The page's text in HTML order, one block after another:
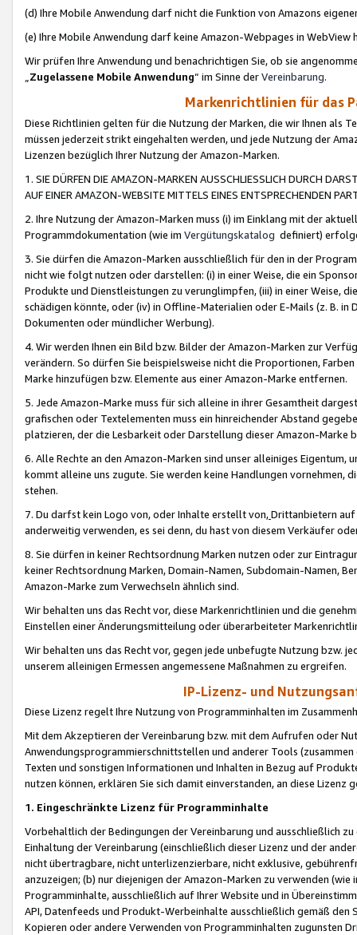
(d) Ihre Mobile Anwendung darf nicht die Funktion von Amazons
(e) Ihre Mobile Anwendung darf keine Amazon-Webpages in WebView
Wir prüfen Ihre Anwendung und benachrichtigen Sie, ob sie
„Zugelassene Mobile Anwendung“ im Sinne derVereinbarung.
Markenrichtlinien für das
Diese Richtlinien gelten für die Nutzung der Marken, die wir Ihnen als
müssen jederzeit strikt eingehalten werden, und jede Nutzung der
Lizenzen bezüglich Ihrer Nutzung der Amazon-Marken.
1. SIE DÜRFEN DIE AMAZON-MARKEN AUSSCHLIESSLICH DURCH
AUF EINER AMAZON-WEBSITE MITTELS EINES ENTSPRECHENDEN
2. Ihre Nutzung der Amazon-Marken muss (i) im Einklang mit der
Programmdokumentation (wie im Vergütungskatalog definiert)
3. Sie dürfen die Amazon-Marken ausschließlich für den in der
nicht wie folgt nutzen oder darstellen: (i) in einer Weise, die ein
Produkte und Dienstleistungen zu verunglimpfen, (iii) in einer Weise,
schädigen könnte, oder (iv) in Offline-Materialien oder E-Mails (z. B. in
Dokumenten oder mündlicher Werbung).
4. Wir werden Ihnen ein Bild bzw. Bilder der Amazon-Marken zur
verändern. So dürfen Sie beispielsweise nicht die Proportionen,
Marke hinzufügen bzw. Elemente aus einer Amazon-Marke entfernen.
5. Jede Amazon-Marke muss für sich alleine in ihrer Gesamtheit
grafischen oder Textelementen muss ein hinreichender Abstand
platzieren, der die Lesbarkeit oder Darstellung dieser Amazon-Marke
6. Alle Rechte an den Amazon-Marken sind unser alleiniges
kommt alleine uns zugute. Sie werden keine Handlungen vornehmen,
stehen.
7. Du darfst kein Logo von, oder Inhalte erstellt von,Drittanbietern auf
anderweitig verwenden, es sei denn, du hast von diesem Verkäufer
8. Sie dürfen in keiner Rechtsordnung Marken nutzen oder zur
keiner Rechtsordnung Marken, Domain-Namen, Subdomain-Namen,
Amazon-Marke zum Verwechseln ähnlich sind.
Wir behalten uns das Recht vor, diese Markenrichtlinien und die
Einstellen einer Änderungsmitteilung oder überarbeiteter
Wir behalten uns das Recht vor, gegen jede unbefugte Nutzung bzw.
unserem alleinigen Ermessen angemessene Maßnahmen zu ergreifen.
IP-Lizenz- und
Diese Lizenz regelt Ihre Nutzung von Programminhalten im
Mit dem Akzeptieren der Vereinbarung bzw. mit dem Aufrufen oder
Anwendungsprogrammierschnittstellen und anderer Tools (zusammen
Texten und sonstigen Informationen und Inhalten in Bezug auf
nutzen können, erklären Sie sich damit einverstanden, an diese Lizenz
1. Eingeschränkte Lizenz für Programminhalte
Vorbehaltlich der Bedingungen der Vereinbarung und ausschließlich
Einhaltung der Vereinbarung (einschließlich dieser Lizenz und der
nicht übertragbare, nicht unterlizenzierbare, nicht exklusive,
anzuzeigen; (b) nur diejenigen der Amazon-Marken zu verwenden
Programminhalte, ausschließlich auf Ihrer Website und in
API, Datenfeeds und Produkt-Werbeinhalte ausschließlich gemäß
Kopieren oder andere Verwenden von Programminhalten zugunsten